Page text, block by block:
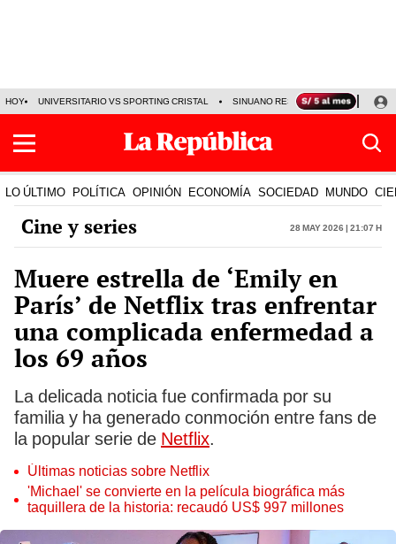
HOY UNIVERSITARIO VS SPORTING CRISTAL SINUANO RESULTADOS HOY
LO ÚLTIMO POLÍTICA OPINIÓN ECONOMÍA SOCIEDAD MUNDO
Cine y series 28 May 2026 | 21:07 h
Muere estrella de ‘Emily en
París’ de Netflix tras enfrentar
una complicada enfermedad a
los 69 años
La delicada noticia fue confirmada por su
familia y ha generado conmoción entre fans de
la popular serie de Netflix.
Últimas noticias sobre Netflix
'Michael' se convierte en la película biográfica más
taquillera de la historia: recaudó US$ 997 millones